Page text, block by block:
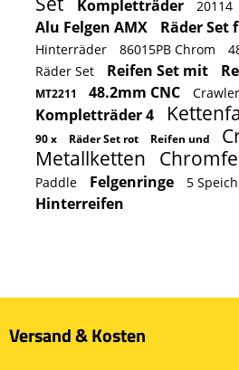
Kompletträder 20114
Alu Felgen AMX
Räder Set
Hinterräder 86015PB Chrom
Räder Set
Reifen Set mit
MT2211 48.2mm CNC
Kompletträder 4
90 x
Räder Set rot Reifen und
Metallketten
Paddle
Felgenringe 5
Hinterreifen
Versand & Kosten